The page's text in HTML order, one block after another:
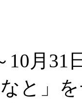
10月31
なと」